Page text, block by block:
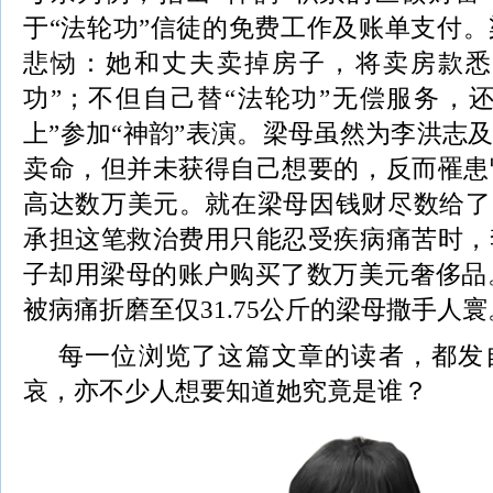
于“法轮功”信徒的免费工作及账单支付
悲恸：她和丈夫卖掉房子，将卖房款
功”；不但自己替“法轮功”无偿服务，
上”参加“神韵”表演。梁母虽然为李洪志
卖命，但并未获得自己想要的，反而罹
高达数万美元。就在梁母因钱财尽数给
承担这笔救治费用只能忍受疾病痛苦时
子却用梁母的账户购买了数万美元奢侈品
被病痛折磨至仅31.75公斤的梁母撒手人寰
每一位浏览了这篇文章的读者，都
哀，亦不少人想要知道她究竟是谁？